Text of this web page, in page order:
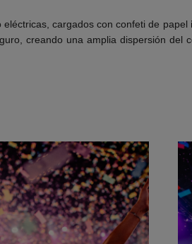
cargados con confeti de papel
creando una amplia dispersión del